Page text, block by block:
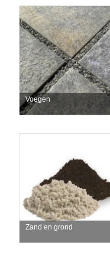
Voegen
Zand en grond